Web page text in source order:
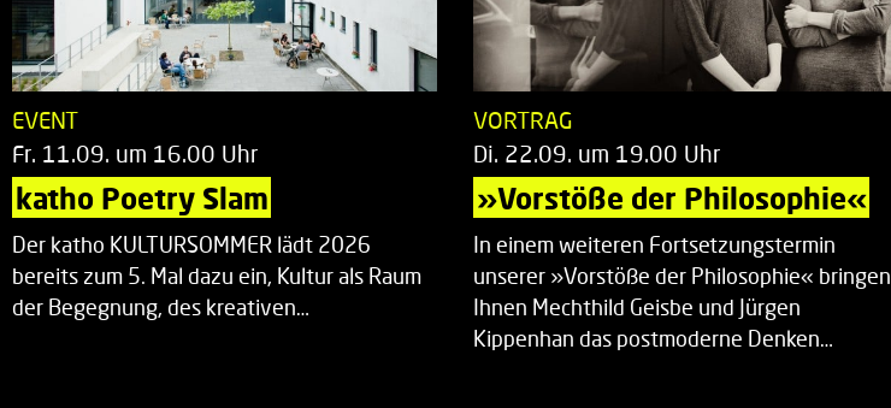
EVENT
Fr. 11.09. um 16.00 Uhr
katho Poetry Slam
Der katho KULTURSOMMER lädt 2026
bereits zum 5. Mal dazu ein, Kultur als Raum
der Begegnung, des kreativen…
VORTRAG
Di. 22.09. um 19.00 Uhr
»Vorstöße der Philosophie«
In einem weiteren Fortsetzungstermin
unserer »Vorstöße der Philosophie« bringen
Ihnen Mechthild Geisbe und Jürgen
Kippenhan das postmoderne Denken…